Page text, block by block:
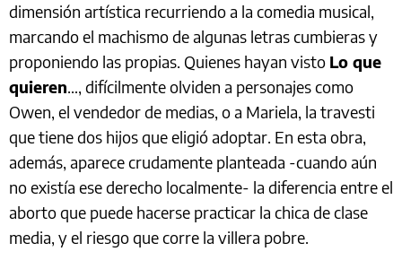
dimensión artística recurriendo a la comedia musical,
marcando el machismo de algunas letras cumbieras y
proponiendo las propias. Quienes hayan visto Lo que
quieren…, difícilmente olviden a personajes como
Owen, el vendedor de medias, o a Mariela, la travesti
que tiene dos hijos que eligió adoptar. En esta obra,
además, aparece crudamente planteada -cuando aún
no existía ese derecho localmente- la diferencia entre el
aborto que puede hacerse practicar la chica de clase
media, y el riesgo que corre la villera pobre.